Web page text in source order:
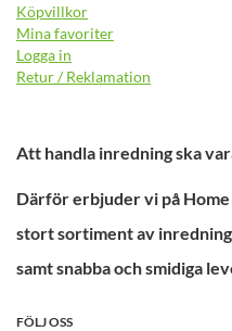
Köpvillkor
Mina favoriter
Logga in
Retur / Reklamation
Att handla inredning ska
Därför erbjuder vi på
stort sortiment av
samt snabba och smidiga
FÖLJ OSS